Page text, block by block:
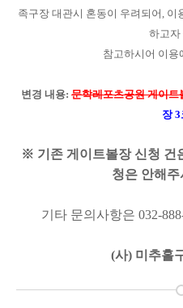
족구장 대관시 혼동이 우려되어, 이
하고자
참고하시어 이용
변경 내용: 문학레포츠공원 게이트
장
※ 기존 게이트볼장 신청 건
청은 안해
기타 문의사항은 032-
(사) 미추홀